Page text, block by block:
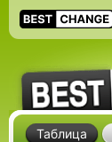
Таблица